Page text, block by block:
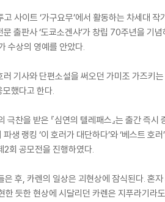
사이트 ‘가구요무’에서 활동하는 차세대 작
출판사 ‘도쿄소겐샤’가 창립 70주년을 기념
수상의 영예를 안았다.
러 기사와 단편소설을 써오던 가미조 가즈키
했다고 한다.
찬을 받은 『심연의 텔레패스』는 출간 즉시
랭킹 ‘이 호러가 대단하다’와 ‘베스트 호러
2회 공모전을 진행하였다.
후, 카렌의 일상은 괴현상에 잠식된다. 혼
한 듯한 현상에 시달리던 카렌은 지푸라기라